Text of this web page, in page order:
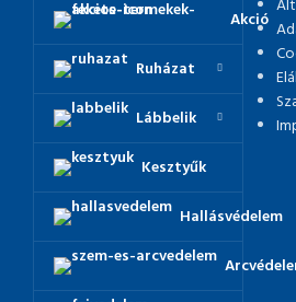
Akció
Ruházat
Lábbelik
Kesztyűk
Hallásvédelem